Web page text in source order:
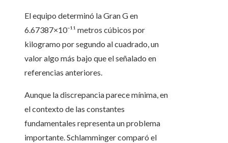
El equipo determinó la Gran G en
6.67387×10⁻¹¹ metros cúbicos por
kilogramo por segundo al cuadrado, un
valor algo más bajo que el señalado en
referencias anteriores.
Aunque la discrepancia parece mínima, en
el contexto de las constantes
fundamentales representa un problema
importante. Schlamminger comparó el